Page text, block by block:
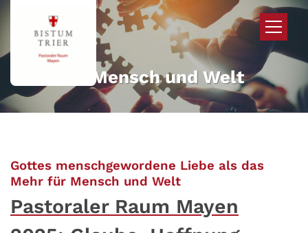
Zum Inhalt springen
Mehr für Mensch und Welt
Gottes menschgewordene Liebe als das
Mehr für Mensch und Welt:
Pastoraler Raum Mayen